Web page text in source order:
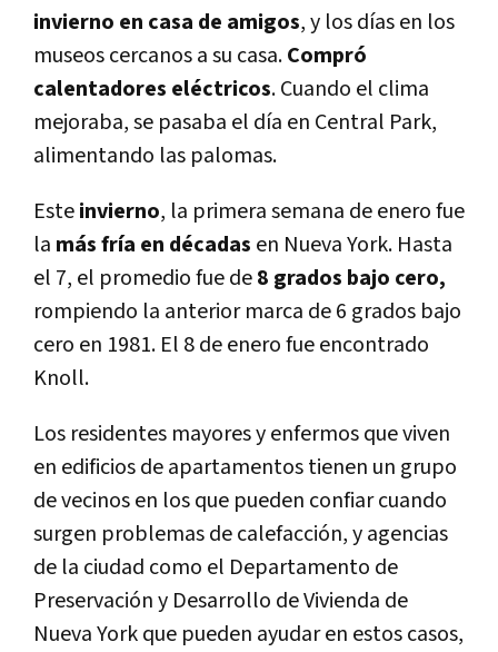
invierno en casa de amigos, y los dí­as en los
museos cercanos a su casa.Compró
calentadores eléctricos. Cuando el clima
mejoraba, se pasaba el dí­a en Central Park,
alimentando las palomas.
Esteinvierno, la primera semana de enero fue
la más frí­a en décadas en Nueva York. Hasta
el 7, el promedio fue de8 grados bajo cero,
rompiendo la anterior marca de 6 grados bajo
cero en 1981. El 8 de enero fue encontrado
Knoll.
Los residentes mayores y enfermos que viven
en edificios de apartamentos tienen un grupo
de vecinos en los que pueden confiar cuando
surgen problemas de calefacción, y agencias
de la ciudad como el Departamento de
Preservación y Desarrollo de Vivienda de
Nueva York que pueden ayudar en estos casos,